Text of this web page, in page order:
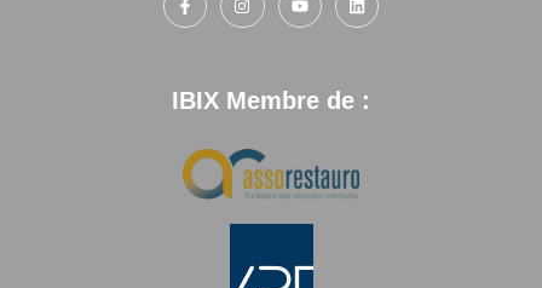
IBIX Membre de :